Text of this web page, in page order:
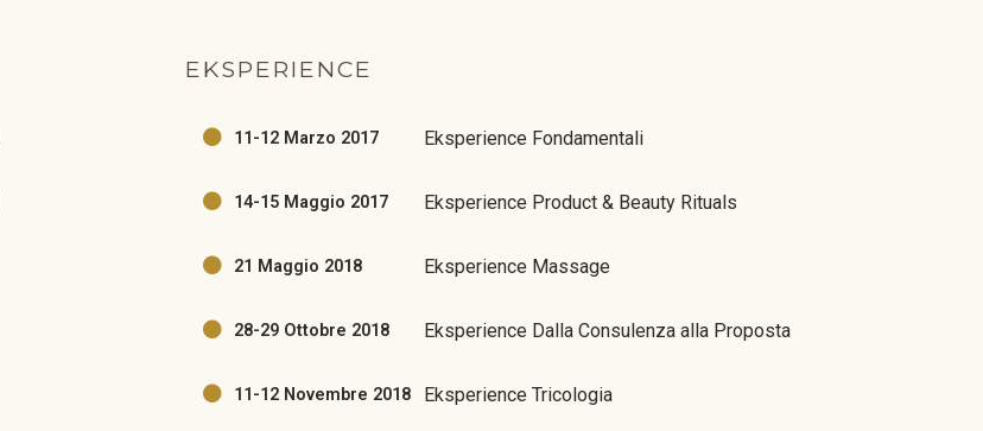
EKSPERIENCE
11-12 Marzo 2017 Eksperience Fondamentali
14-15 Maggio 2017 Eksperience Product & Beauty Rituals
21 Maggio 2018 Eksperience Massage
28-29 Ottobre 2018 Eksperience Dalla Consulenza alla Proposta
11-12 Novembre 2018 Eksperience Tricologia